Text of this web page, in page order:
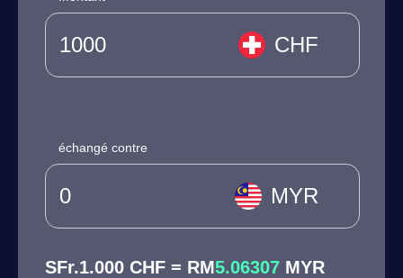
CHF
échangé contre
MYR
SFr.1.000 CHF = RM5.06307 MYR